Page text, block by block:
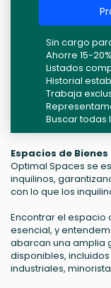
Sin cargo
Ahorre 15-20%
Listados
Historial
Trabaja
Buscar todas
Espacios de
Optimal Spaces se
inquilinos,
con lo que los
Encontrar el espacio
esencial, y
abarcan una amplia
disponibles,
industriales,